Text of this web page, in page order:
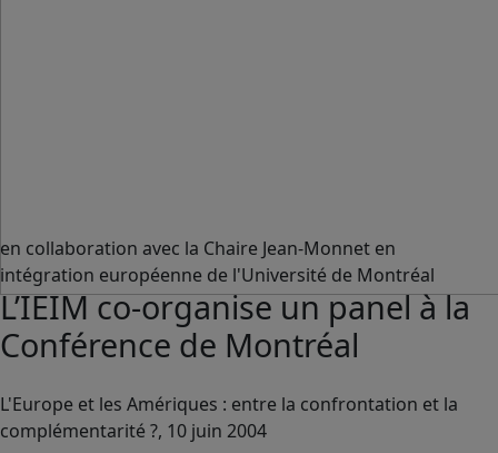
en collaboration avec la Chaire Jean-Monnet en
intégration européenne de l'Université de Montréal
L’IEIM co-organise un panel à la
Conférence de Montréal
L'Europe et les Amériques : entre la confrontation et la
complémentarité ?, 10 juin 2004